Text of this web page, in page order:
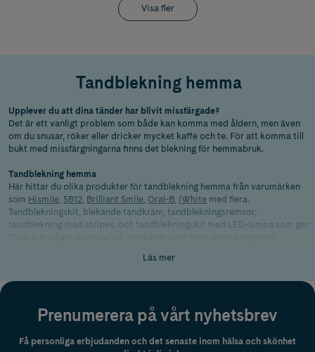
Visa fler
Tandblekning hemma
Upplever du att dina tänder har blivit missfärgade?
Det är ett vanligt problem som både kan komma med åldern, men även
om du snusar, röker eller dricker mycket kaffe och te. För att komma till
bukt med missfärgningarna finns det blekning för hemmabruk.
Tandblekning hemma
Här hittar du olika produkter för tandblekning hemma från varumärken
som Hismile SB12 Brilliant Smile Oral-B iWhite med flera.
Tandblekningskit, blekande tandkräm, tandblekningsremsor,
tandblekning med stripes, och tandblekningskit med LED-lampa som ger
kaffe,teeller vin kan vara bidragande faktorer. Men även
mediciner, ålder och vissa sjukdomar kan påverka tändernas utseende.
Läs mer
Prenumerera på vårt nyhetsbrev
Få personliga erbjudanden och det senaste inom hälsa och skönhet